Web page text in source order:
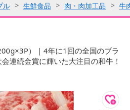
ル 生鮮食品 肉・肉加工品 牛
） | 4年に1回の全国のブラ
連続金賞に輝いた大注目の和牛！